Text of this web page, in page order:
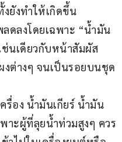
ยังทำให้เกิดขึ้น
ดลงโดยเฉพาะ “น้ำมัน
นเดียวกับหน้าสัมผัส
งต่างๆ จนเป็นรอยบนชุด
รื่อง น้ำมันเกียร์ น้ำมัน
าะผู้ที่ลุยน้ำท่วมสูงๆ ควร